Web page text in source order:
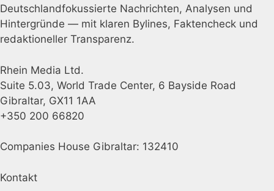
Deutschlandfokussierte Nachrichten, Analysen und
Hintergründe — mit klaren Bylines, Faktencheck und
redaktioneller Transparenz.
Rhein Media Ltd.
Suite 5.03, World Trade Center, 6 Bayside Road
Gibraltar, GX11 1AA
+350 200 66820
Companies House Gibraltar: 132410
Kontakt